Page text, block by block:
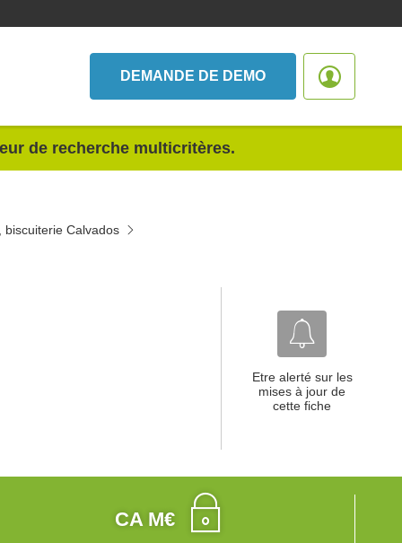
DEMANDE DE DEMO
de recherche multicritères.
biscuiterie Calvados
Etre alerté sur les
mises à jour de
cette fiche
CA M€